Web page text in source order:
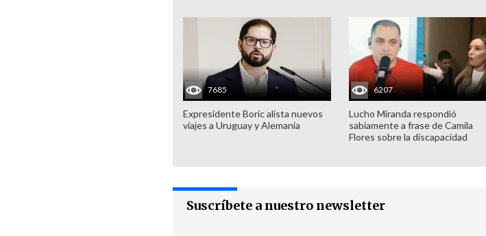
7685
Expresidente Boric alista nuevos
viajes a Uruguay y Alemania
6207
Lucho Miranda respondió
sabiamente a frase de Camila
Flores sobre la discapacidad
Suscríbete a nuestro newsletter